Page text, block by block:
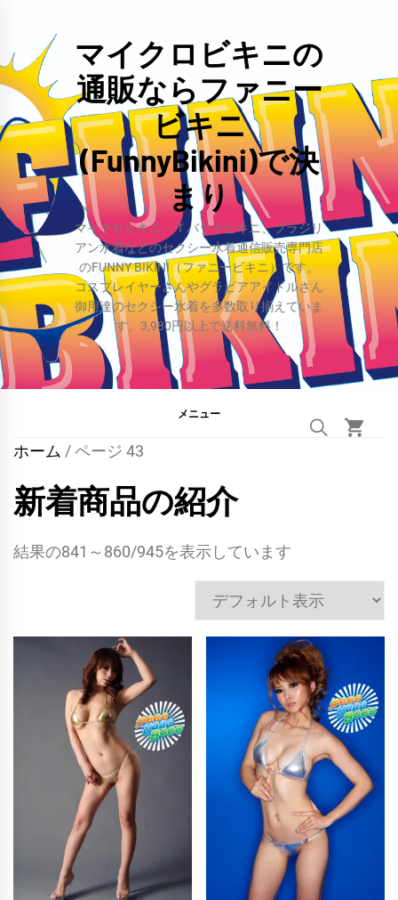
テ
ン
ツ
へ
ッ
プ
マイクロビキニの
通販ならファニー
ビキニ
(FunnyBikini)で決
まり
マイクロビキニ、Ｔバックビキニ、ブラジリ
アン水着などのセクシー水着通信販売専門店
のFUNNY BIKINI（ファニービキニ）です。
コスプレイヤーさんやグラビアアイドルさん
御用達のセクシー水着を多数取り揃えていま
す。3,980円以上で送料無料！
メニュー
ホーム / ページ 43
新着商品の紹介
結果の841～860/945を表示しています